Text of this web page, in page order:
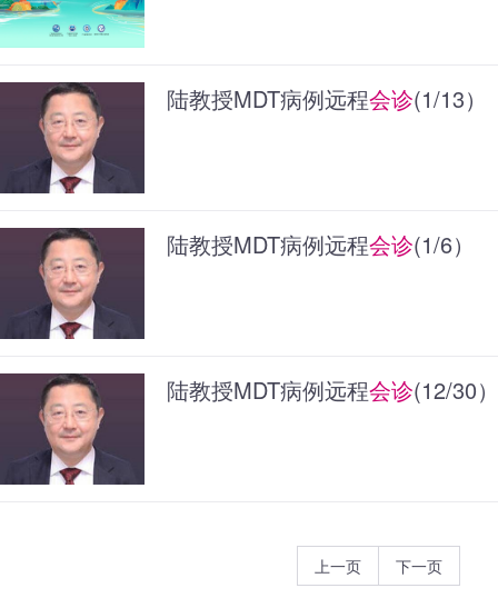
陆教授MDT病例远程会诊(1/13）
陆教授MDT病例远程会诊(1/6）
陆教授MDT病例远程会诊(12/30）
上一页 下一页